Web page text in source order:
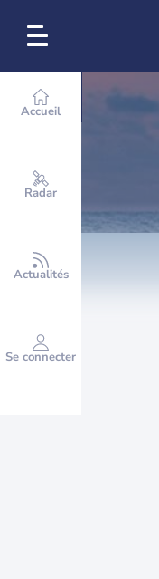
Accueil
Radar
Actualités
Se connecter